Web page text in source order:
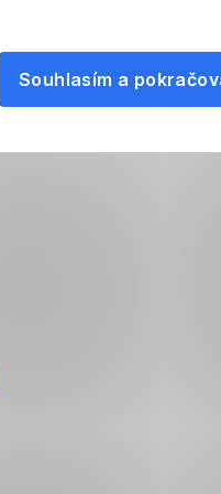
Souhlasím a